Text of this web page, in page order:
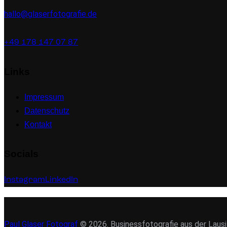
hallo@glaserfotografie.de
+49 178 147 07 87
Impressum
Datenschutz
Kontakt
InstagramLinkedIn
Paul Glaser Fotograf © 2026. Businessfotografie aus der